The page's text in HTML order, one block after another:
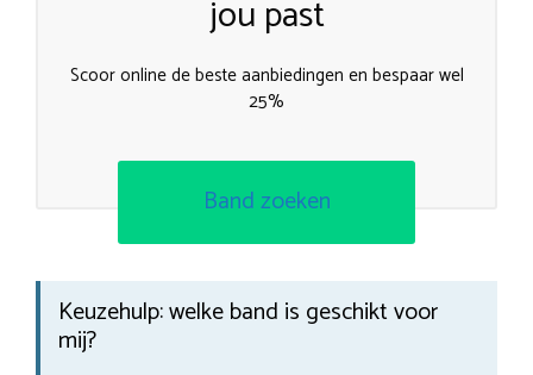
jou past
Scoor online de beste aanbiedingen en bespaar wel
25%
Band zoeken
Keuzehulp: welke band is geschikt voor
mij?